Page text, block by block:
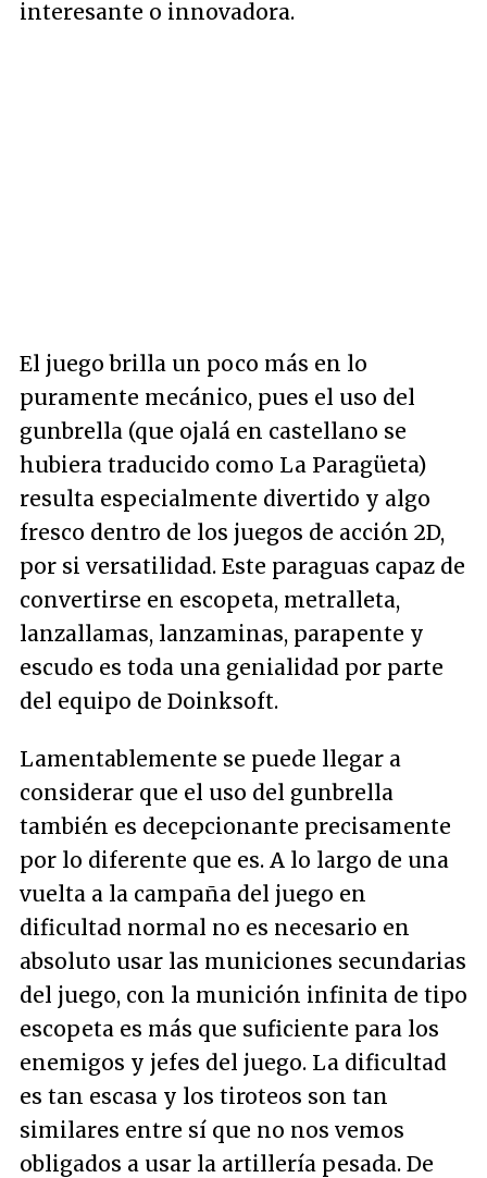
interesante o innovadora.
El juego brilla un poco más en lo
puramente mecánico, pues el uso del
gunbrella (que ojalá en castellano se
hubiera traducido como La Paragüeta)
resulta especialmente divertido y algo
fresco dentro de los juegos de acción 2D,
por si versatilidad. Este paraguas capaz de
convertirse en escopeta, metralleta,
lanzallamas, lanzaminas, parapente y
escudo es toda una genialidad por parte
del equipo de Doinksoft.
Lamentablemente se puede llegar a
considerar que el uso del gunbrella
también es decepcionante precisamente
por lo diferente que es. A lo largo de una
vuelta a la campaña del juego en
dificultad normal no es necesario en
absoluto usar las municiones secundarias
del juego, con la munición infinita de tipo
escopeta es más que suficiente para los
enemigos y jefes del juego. La dificultad
es tan escasa y los tiroteos son tan
similares entre sí que no nos vemos
obligados a usar la artillería pesada. De